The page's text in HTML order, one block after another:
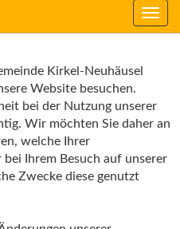
Kirkel-Neuhäusel
Website besuchen.
bei der Nutzung unserer
Wir möchten Sie daher an
welche Ihrer
Ihrem Besuch auf unserer
Zwecke diese genutzt